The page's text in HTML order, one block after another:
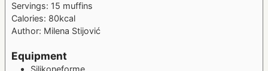
Servings: 15 muffins
Calories: 80kcal
Author: Milena Stijović
Equipment
Silikoneforme